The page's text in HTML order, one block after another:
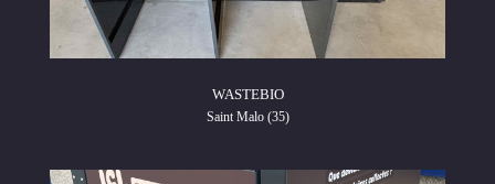
WASTEBIO
Saint Malo (35)